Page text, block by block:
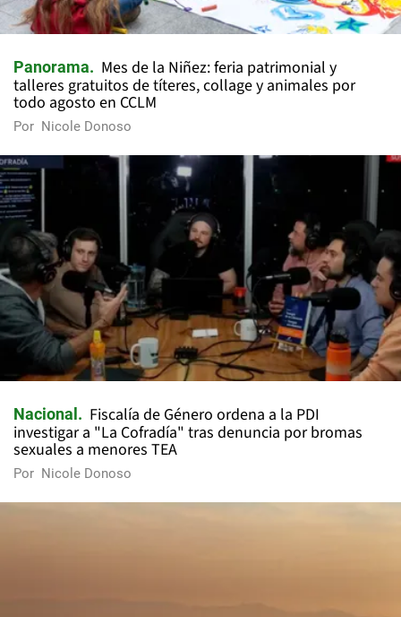
Panorama
Mes de la Niñez: feria patrimonial y
talleres gratuitos de títeres, collage y animales por
todo agosto en CCLM
Por Nicole Donoso
Nacional
Fiscalía de Género ordena a la PDI
investigar a "La Cofradía" tras denuncia por bromas
sexuales a menores TEA
Por Nicole Donoso